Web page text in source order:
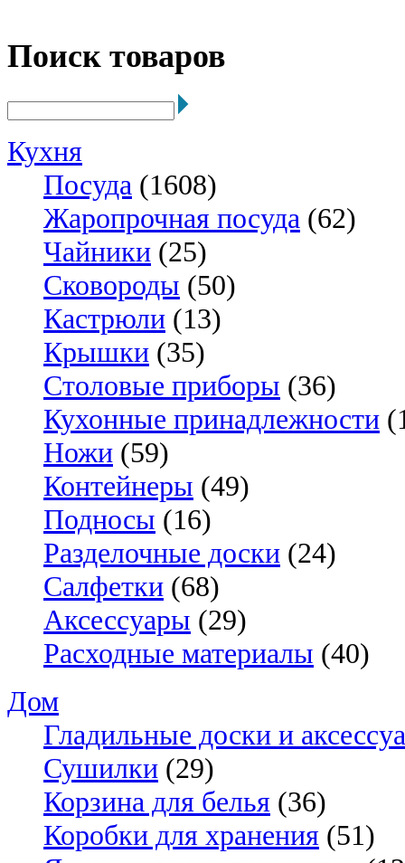
Поиск товаров
Кухня
Посуда (1608)
Жаропрочная посуда (62)
Чайники (25)
Сковороды (50)
Кастрюли (13)
Крышки (35)
Столовые приборы (36)
Кухонные принадлежности
Ножи (59)
Контейнеры (49)
Подносы (16)
Разделочные доски (24)
Салфетки (68)
Аксессуары (29)
Расходные материалы (40)
Дом
Гладильные доски и
Сушилки (29)
Корзина для белья (36)
Коробки для хранения (51)